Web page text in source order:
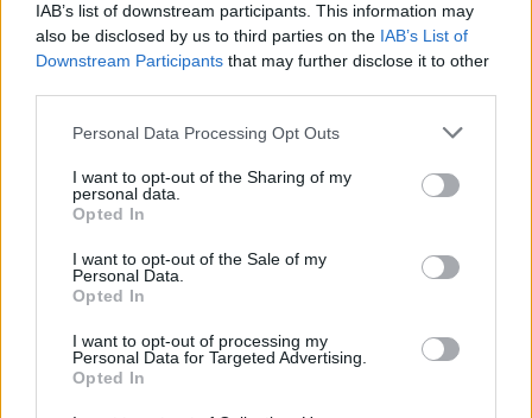
IAB’s list of downstream participants. This information may
also be disclosed by us to third parties on the IAB’s List of
Downstream Participants that may further disclose it to other
Please note that this website/app uses one or more Google
not limited to your visit or usage behaviour. You may click to
grant or deny consent to Google and its third-party tags to
use your data for below specified purposes in below Google
consent section.
Personal Data Processing Opt Outs
I want to opt-out of the Sharing of my
personal data.
Opted In
I want to opt-out of the Sale of my
Personal Data.
Opted In
I want to opt-out of processing my
Personal Data for Targeted Advertising.
Opted In
Continua a leggere